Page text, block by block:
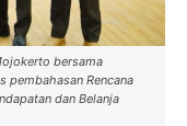
bersama
pembahasan Rencana
dan Belanja